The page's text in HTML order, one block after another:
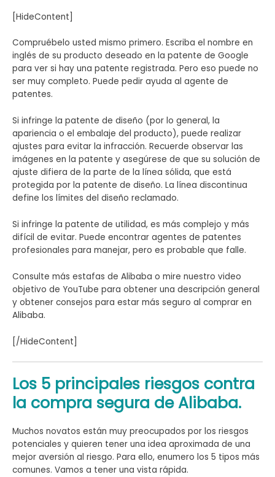
[HideContent]
Compruébelo usted mismo primero. Escriba el nombre en
inglés de su producto deseado en la patente de Google
para ver si hay una patente registrada. Pero eso puede no
ser muy completo. Puede pedir ayuda al agente de
patentes.
Si infringe la patente de diseño (por lo general, la
apariencia o el embalaje del producto), puede realizar
ajustes para evitar la infracción. Recuerde observar las
imágenes en la patente y asegúrese de que su solución de
ajuste difiera de la parte de la línea sólida, que está
protegida por la patente de diseño. La línea discontinua
define los límites del diseño reclamado.
Si infringe la patente de utilidad, es más complejo y más
difícil de evitar. Puede encontrar agentes de patentes
profesionales para manejar, pero es probable que falle.
Consulte más estafas de Alibaba o mire nuestro video
objetivo de YouTube para obtener una descripción general
y obtener consejos para estar más seguro al comprar en
Alibaba.
[/HideContent]
Los 5 principales riesgos contra
la compra segura de Alibaba.
Muchos novatos están muy preocupados por los riesgos
potenciales y quieren tener una idea aproximada de una
mejor aversión al riesgo. Para ello, enumero los 5 tipos más
comunes. Vamos a tener una vista rápida.